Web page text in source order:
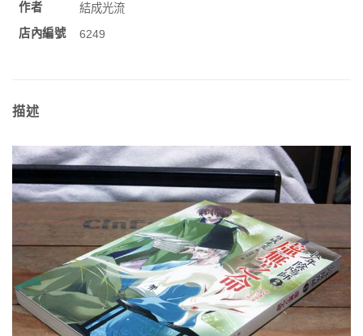
作者
結成光流
店內編號
6249
描述